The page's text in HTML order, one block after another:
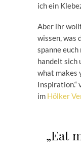
ich ein
Aber ihr
wissen, was
spanne
handelt sich
what makes
Inspiration.“
im Hölker
„Eat